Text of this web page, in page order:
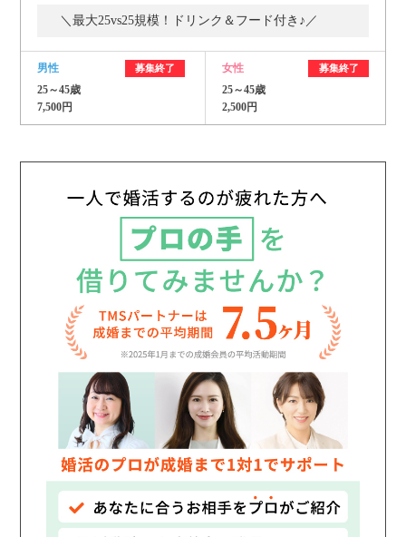
＼最大25vs25規模！ドリンク＆フード付き♪／
男性 募集終了
25～45歳
7,500円
女性 募集終了
25～45歳
2,500円